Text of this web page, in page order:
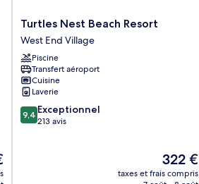
Turtles
Nest
Beach
Resort
West
End
Village
Turtles Nest Beach Resort
West End Village
Piscine
Transfert aéroport
Cuisine
Laverie
9.4
sur
9,4 Exceptionnel
213 avis
Le
nouveau
322 €
taxes et frais compris